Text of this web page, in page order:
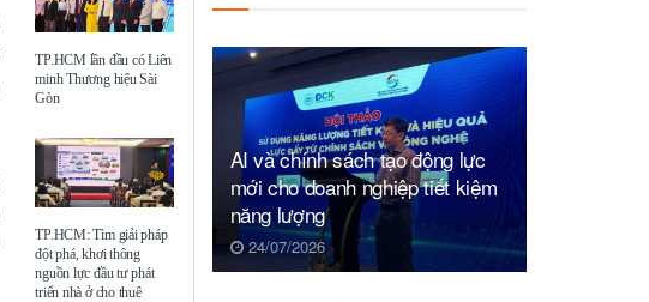
TP.HCM lần đầu có Liên
minh Thương hiệu Sài
Gòn
TP.HCM: Tìm giải pháp
đột phá, khơi thông
nguồn lực đầu tư phát
triển nhà ở cho thuê
AI và chính sách tạo động lực
mới cho doanh nghiệp tiết kiệm
năng lượng
24/07/2026